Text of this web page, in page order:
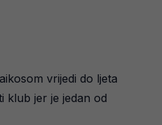
vrijedi do ljeta
klub jer je jedan od